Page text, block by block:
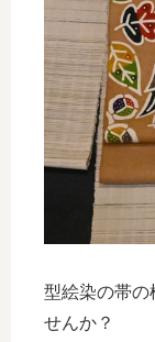
型絵染の帯の
せんか？